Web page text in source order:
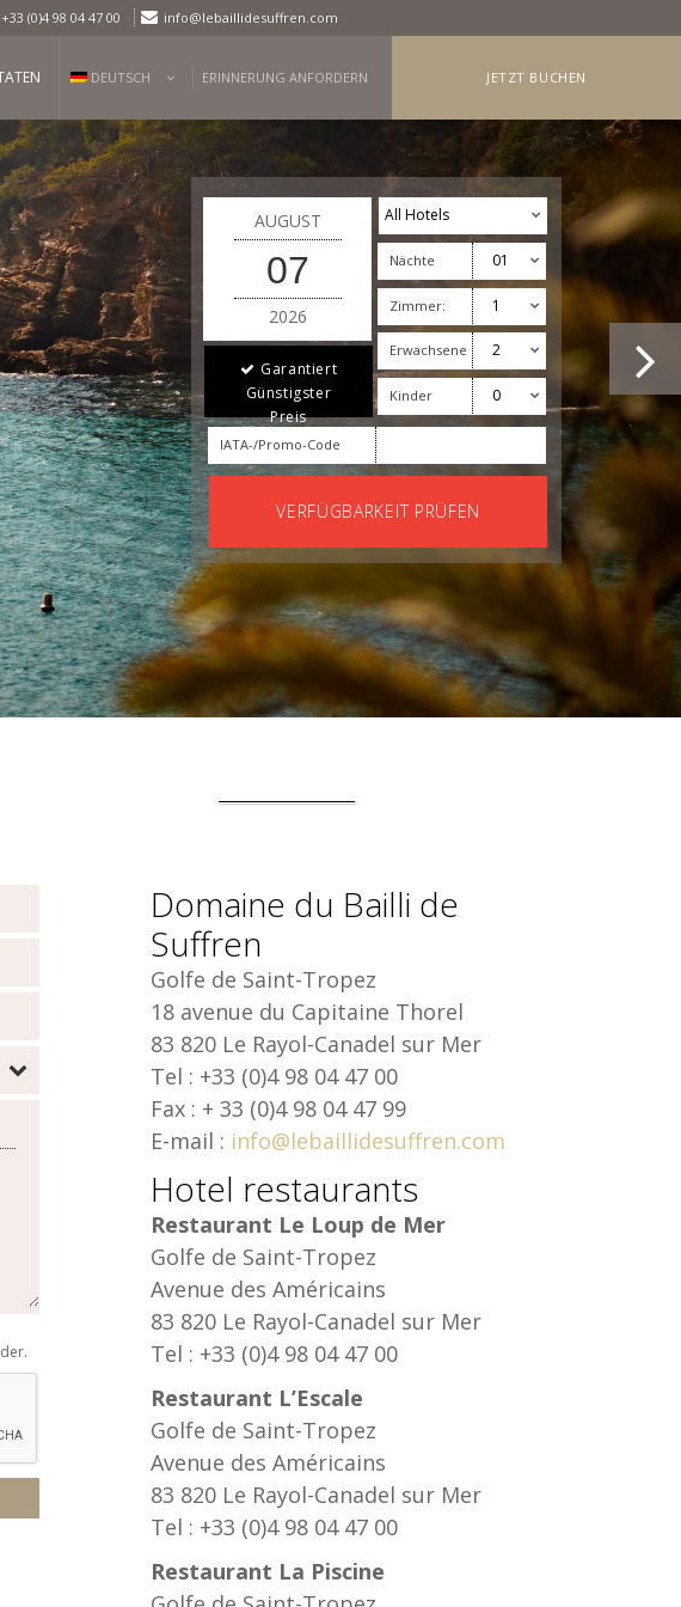
+33 (0)4 98 04 47 00 info@lebaillidesuffren.com
ERINNERUNG ANFORDERN
DEUTSCH JETZT BUCHEN
AUGUST
07
2026
Nächte
Zimmer:
Erwachsene
Kinder
IATA-/Promo-Code
Garantiert
Günstigster
Preis
Domaine du Bailli de
Suffren
Golfe de Saint-Tropez
18 avenue du Capitaine Thorel
83 820 Le Rayol-Canadel sur Mer
Tel : +33 (0)4 98 04 47 00
Fax : + 33 (0)4 98 04 47 99
E-mail : info@lebaillidesuffren.com
Hotel restaurants
Restaurant Le Loup de Mer
Golfe de Saint-Tropez
Avenue des Américains
83 820 Le Rayol-Canadel sur Mer
Tel : +33 (0)4 98 04 47 00
Restaurant L’Escale
Golfe de Saint-Tropez
Avenue des Américains
83 820 Le Rayol-Canadel sur Mer
Tel : +33 (0)4 98 04 47 00
Restaurant La Piscine